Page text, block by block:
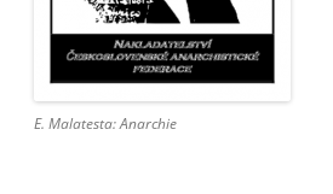
E. Malatesta: Anarchie